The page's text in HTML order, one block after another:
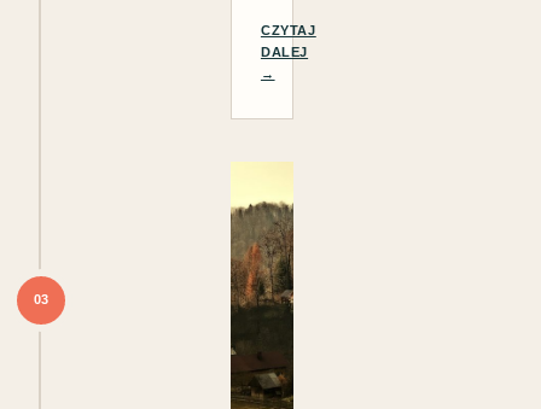
CZYTAJ
DALEJ
→
03